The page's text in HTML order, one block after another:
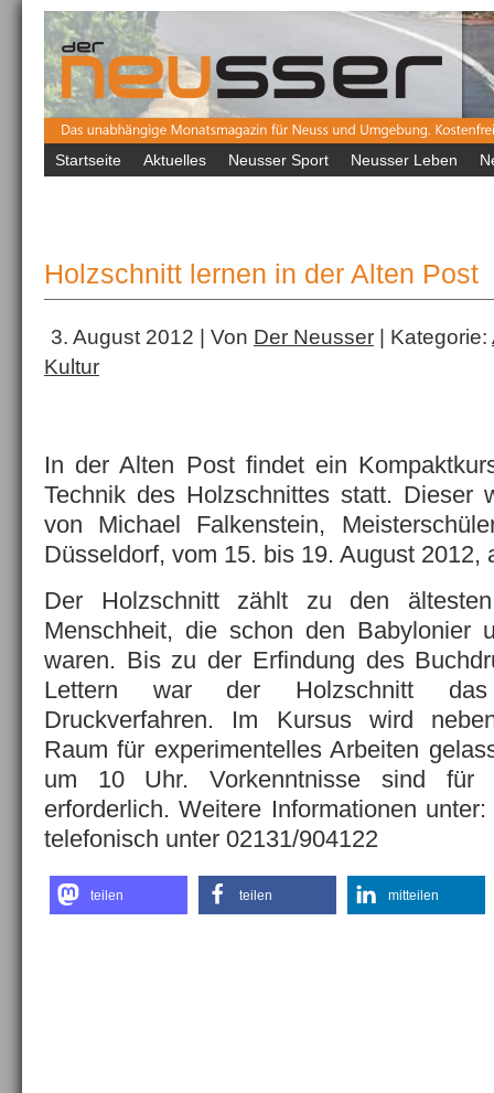
Startseite Aktuelles Neusser Sport Neusser Leben
Holzschnitt lernen in der Alten Post
3. August 2012 | Von Der Neusser | Kategorie:
Kultur
In der Alten Post findet ein
Technik des Holzschnittes statt. Dieser
von Michael Falkenstein,
Düsseldorf, vom 15. bis 19. August 2012,
Der Holzschnitt zählt zu den
Menschheit, die schon den Babylonier
waren. Bis zu der Erfindung des
Lettern war der Holzschnitt
Druckverfahren. Im Kursus wird
Raum für experimentelles Arbeiten
um 10 Uhr. Vorkenntnisse sind für
erforderlich. Weitere Informationen
telefonisch unter 02131/904122
teilen teilen mitteilen